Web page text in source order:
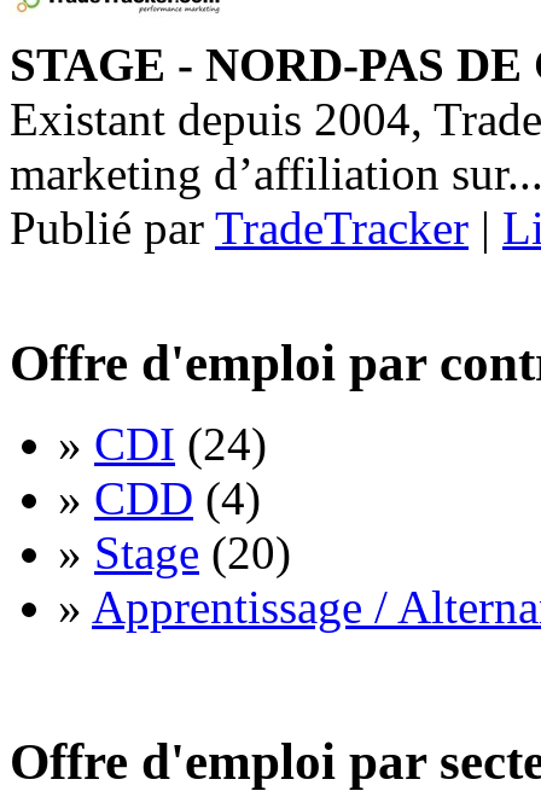
STAGE - NORD-PAS
Existant depuis 2004,
marketing d’affiliation
Publié par TradeTracker |
Offre d'emploi par
» CDI (24)
» CDD (4)
» Stage (20)
» Apprentissage /
Offre d'emploi par